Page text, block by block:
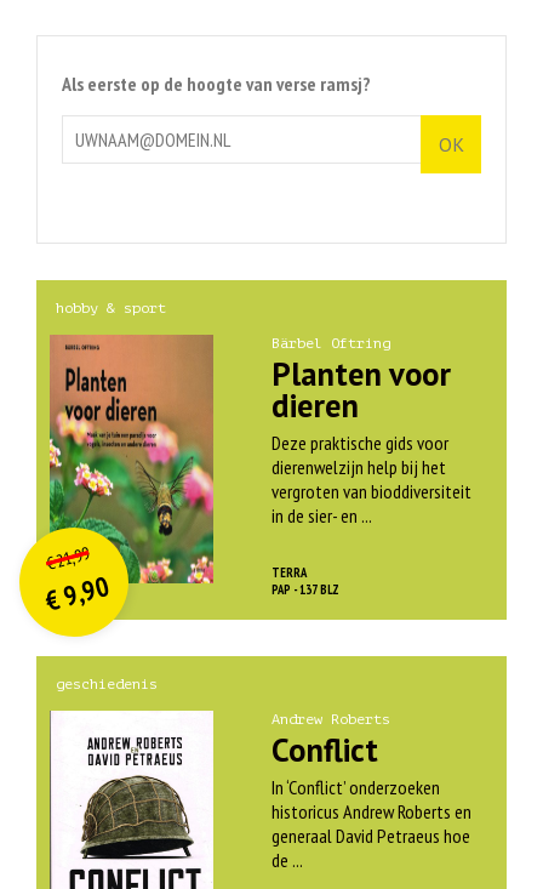
Als eerste op de hoogte van verse ramsj?
hobby & sport
Bärbel Oftring
Planten voor
dieren
Deze praktische gids voor
dierenwelzijn help bij het
vergroten van bioddiversiteit
in de sier- en ...
TERRA
PAP - 137 BLZ
€21,99O
orspr
onkelijke
prijs
was:
€ 21,99.
€9,90
Huidige
prijs
is:
€ 9,90.
geschiedenis
Andrew Roberts
Conflict
In ‘Conflict’ onderzoeken
historicus Andrew Roberts en
generaal David Petraeus hoe
de ...